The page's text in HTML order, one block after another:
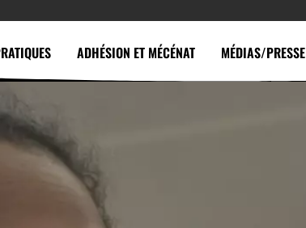
ADHÉSION ET MÉCÉNAT MÉDIAS/PRESSE